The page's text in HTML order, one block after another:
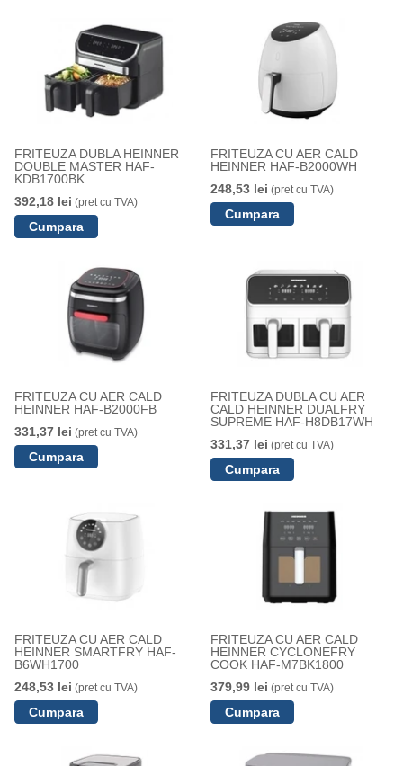
FRITEUZA DUBLA HEINNER
DOUBLE MASTER HAF-
KDB1700BK
392,18 lei (pret cu TVA)
FRITEUZA CU AER CALD
HEINNER HAF-B2000WH
248,53 lei (pret cu TVA)
FRITEUZA CU AER CALD
HEINNER HAF-B2000FB
331,37 lei (pret cu TVA)
FRITEUZA DUBLA CU AER
CALD HEINNER DUALFRY
SUPREME HAF-H8DB17WH
331,37 lei (pret cu TVA)
FRITEUZA CU AER CALD
HEINNER SMARTFRY HAF-
B6WH1700
248,53 lei (pret cu TVA)
FRITEUZA CU AER CALD
HEINNER CYCLONEFRY
COOK HAF-M7BK1800
379,99 lei (pret cu TVA)